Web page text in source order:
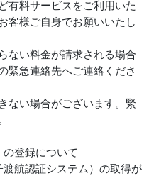
有料サービスをご利用いた
客様ご自身でお願いいたし
ない料金が請求される場合
緊急連絡先へご連絡くださ
ない場合がございます。緊
登録について
航認証システム）の取得が